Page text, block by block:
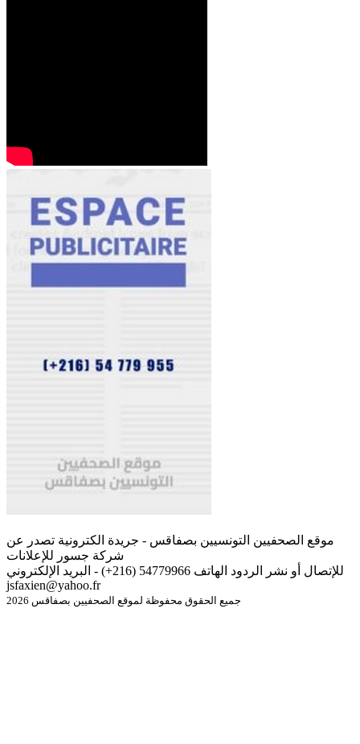
موقع الصحفيين التونسيين بصفاقس - جريدة الكترونية تصدر عن
شركة جسور للإعلانات
للإتصال أو نشر الردود الهاتف 54779966 (216+) - البريد الإلكتروني
jsfaxien@yahoo.fr
جميع الحقوق محفوظة لموقع الصحفيين بصفاقس 2026